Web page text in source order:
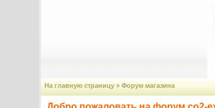
На главную страницу» Форум магазина